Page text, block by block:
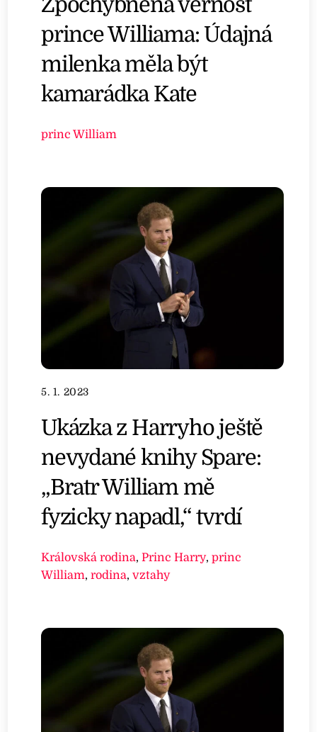
prince Williama: Údajná
milenka měla být
kamarádka Kate
princ William
5. 1. 2023
Ukázka z Harryho ještě
nevydané knihy Spare:
„Bratr William mě
fyzicky napadl,“ tvrdí
Královská rodina,Princ Harry,princ
William,rodina,vztahy